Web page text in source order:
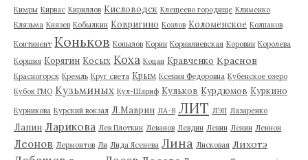
Кимры Кирвас Кириллов Кисловодск Клещеево городище Клименко
Клязьма Князев Кобылкин Ковригино Козлов Коломенское Колпаков
Континент Коньков Копылов Корин Корнилиевская Коровин Королева
Коршия Корягин Косых Коха Коцан Кравченко Краснов
Красногорск Кремль Круг света Крым Ксения Федоровна Кубенское озеро
Кубок ГМО Кузьминых Кул-Шариф Кульков Курдюмов Куркино
Курникова Курский вокзал Л.Маврин ЛА-8 ЛИТ ЛЭП Лазаренко
Лапин Ларикова Лев Плоткин Леванов Левдин Левин Ленин Леннон
Леонов Лермонтов Ли Лида Ясенева Лина Лисковая Лихотэ